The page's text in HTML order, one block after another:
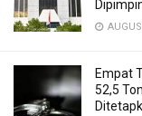
Empat
52,5